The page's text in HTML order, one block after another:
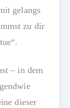
gelangs
zu dir
– in dem
dieser